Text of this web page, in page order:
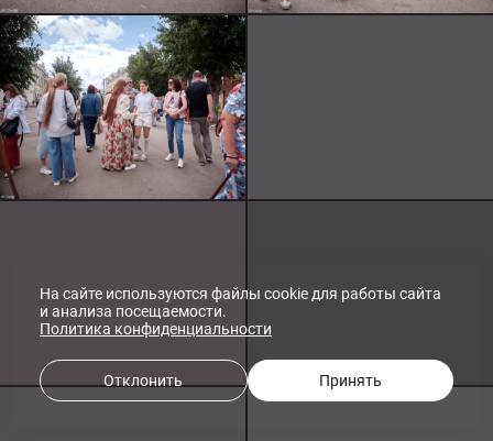
На сайте используются файлы cookie для работы сайта
и анализа посещаемости.
Политика конфиденциальности
Отклонить Принять